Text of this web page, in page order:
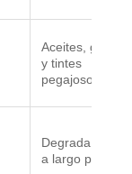
Aceites,
y tintes
pegajosos.
Degrada la
a largo plazo.